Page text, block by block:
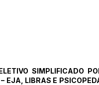
SIMPLIFICADO
LIBRAS E